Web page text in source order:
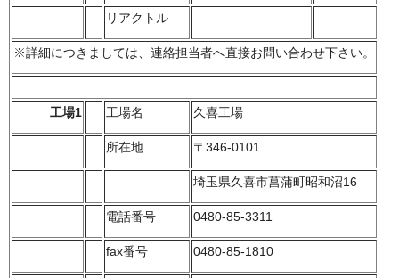
リアクトル
※詳細につきましては、連絡担当者へ直接お問い合わせ下さい。
工場1 工場名 久喜工場
所在地 〒346-0101
埼玉県久喜市菖蒲町昭和沼16
電話番号 0480-85-3311
fax番号 0480-85-1810